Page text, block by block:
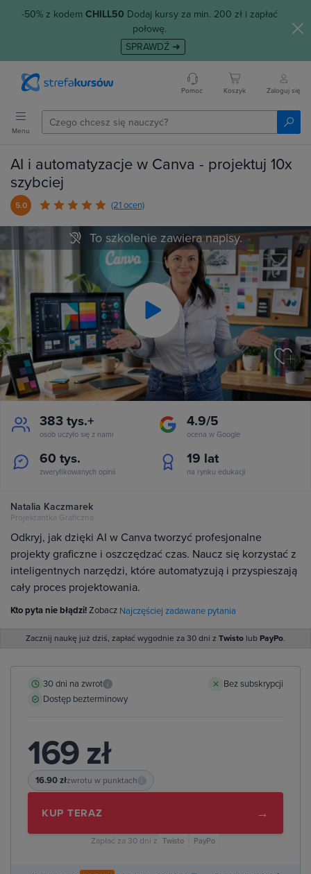
-50% z kodem CHILL50 Dodaj kursy za min. 200 zł i zapłać
połowę.
SPRAWDŹ ➜
Pomoc Koszyk Zaloguj się
Menu
AI i automatyzacje w Canva - projektuj 10x
szybciej
5.0 (21 ocen)
Play
To szkolenie zawiera napisy.
383 tys.+
osób uczyło się z nami
4.9/5
ocena w Google
60 tys.
zweryfikowanych opinii
19 lat
na rynku edukacji
Natalia Kaczmarek
Projektantka Graficzna
Odkryj, jak dzięki AI w Canva tworzyć profesjonalne
projekty graficzne i oszczędzać czas. Naucz się korzystać z
inteligentnych narzędzi, które automatyzują i przyspieszają
cały proces projektowania.
Kto pyta nie błądzi!Zobacz Najczęściej zadawane pytania
Zacznij naukę już dziś, zapłać wygodnie za 30 dni z Twisto lub PayPo.
30 dni na zwrot i
Bez subskrypcji
Dostęp bezterminowy
169 zł
16.90 złzwrotu w punktach
KUP TERAZ →
Zapłać za 30 dni z Twisto PayPo